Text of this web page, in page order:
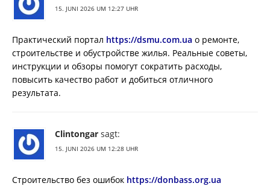
15. JUNI 2026 UM 12:27 UHR
Практический портал https://dsmu.com.ua о ремонте,
строительстве и обустройстве жилья. Реальные советы,
инструкции и обзоры помогут сократить расходы,
повысить качество работ и добиться отличного
результата.
Clintongar sagt:
15. JUNI 2026 UM 12:28 UHR
Строительство без ошибок https://donbass.org.ua